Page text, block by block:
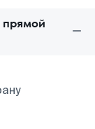
прямой